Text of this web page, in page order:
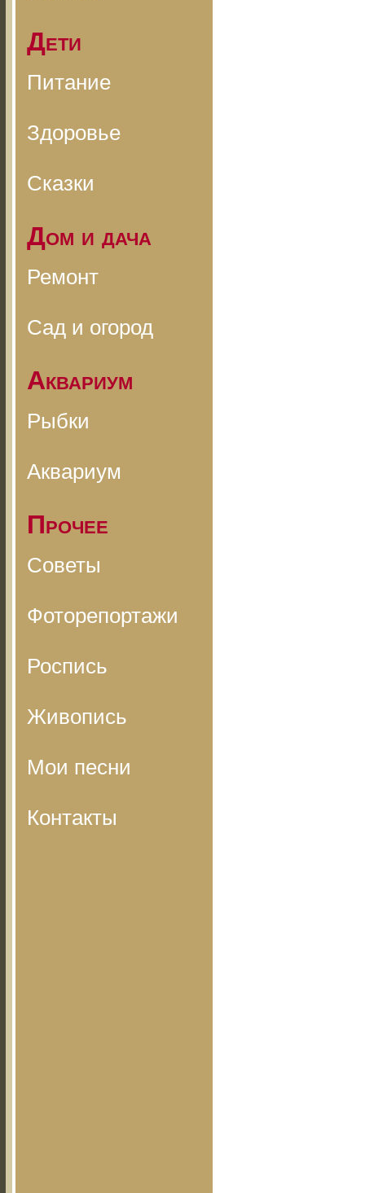
Дети
Питание
Здоровье
Сказки
Дом и дача
Ремонт
Сад и огород
Аквариум
Рыбки
Аквариум
Прочее
Советы
Фоторепортажи
Роспись
Живопись
Мои песни
Контакты